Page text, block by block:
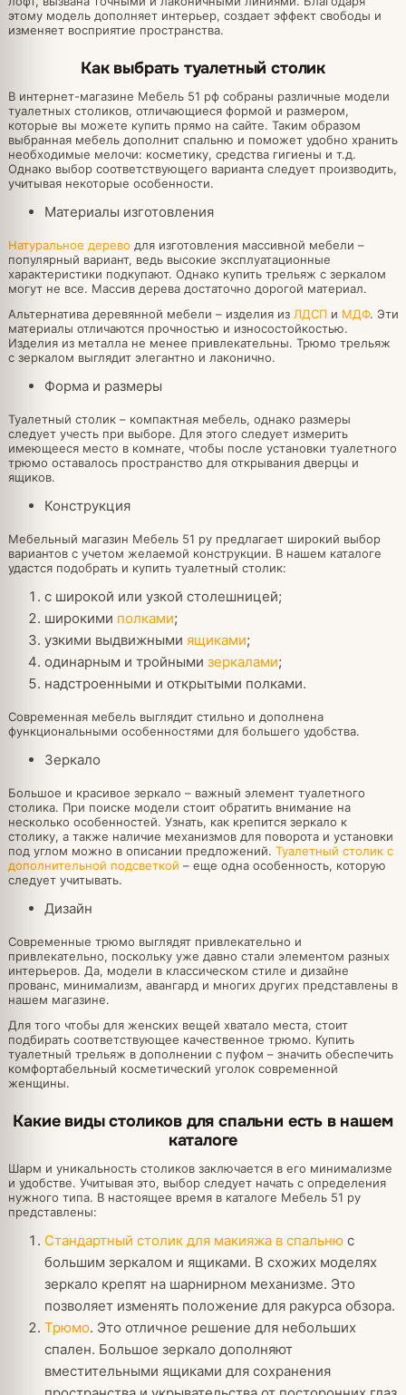
этому модель дополняет интерьер, создает эффект свободы и
изменяет восприятие пространства.
Как выбрать туалетный столик
В интернет-магазине Мебель 51 рф собраны различные модели
туалетных столиков, отличающиеся формой и размером,
которые вы можете купить прямо на сайте. Таким образом
выбранная мебель дополнит спальню и поможет удобно хранить
необходимые мелочи: косметику, средства гигиены и т.д.
Однако выбор соответствующего варианта следует производить,
учитывая некоторые особенности.
Материалы изготовления
Натуральное дерево для изготовления массивной мебели –
популярный вариант, ведь высокие эксплуатационные
характеристики подкупают. Однако купить трельяж с зеркалом
могут не все. Массив дерева достаточно дорогой материал.
Альтернатива деревянной мебели – изделия из ЛДСПи МДФ. Эти
материалы отличаются прочностью и износостойкостью.
Изделия из металла не менее привлекательны. Трюмо трельяж
с зеркалом выглядит элегантно и лаконично.
Форма и размеры
Туалетный столик – компактная мебель, однако размеры
следует учесть при выборе. Для этого следует измерить
имеющееся место в комнате, чтобы после установки туалетного
трюмо оставалось пространство для открывания дверцы и
ящиков.
Конструкция
Мебельный магазин Мебель 51 ру предлагает широкий выбор
вариантов с учетом желаемой конструкции. В нашем каталоге
удастся подобрать и купить туалетный столик:
с широкой или узкой столешницей;
широкими полками;
узкими выдвижными ящиками;
одинарным и тройными зеркалами;
надстроенными и открытыми полками.
Современная мебель выглядит стильно и дополнена
функциональными особенностями для большего удобства.
Зеркало
Большое и красивое зеркало – важный элемент туалетного
столика. При поиске модели стоит обратить внимание на
несколько особенностей. Узнать, как крепится зеркало к
столику, а также наличие механизмов для поворота и установки
под углом можно в описании предложений. Туалетный столик с
дополнительной подсветкой – еще одна особенность, которую
следует учитывать.
Дизайн
Современные трюмо выглядят привлекательно и
привлекательно, поскольку уже давно стали элементом разных
интерьеров. Да, модели в классическом стиле и дизайне
прованс, минимализм, авангард и многих других представлены в
нашем магазине.
Для того чтобы для женских вещей хватало места, стоит
подбирать соответствующее качественное трюмо. Купить
туалетный трельяж в дополнении с пуфом – значить обеспечить
комфортабельный косметический уголок современной
женщины.
Какие виды столиков для спальни есть в нашем
каталоге
Шарм и уникальность столиков заключается в его минимализме
и удобстве. Учитывая это, выбор следует начать с определения
нужного типа. В настоящее время в каталоге Мебель 51 ру
представлены:
Стандартный столик для макияжа в спальнюс
большим зеркалом и ящиками. В схожих моделях
зеркало крепят на шарнирном механизме. Это
позволяет изменять положение для ракурса обзора.
Трюмо. Это отличное решение для небольших
спален. Большое зеркало дополняют
вместительными ящиками для сохранения